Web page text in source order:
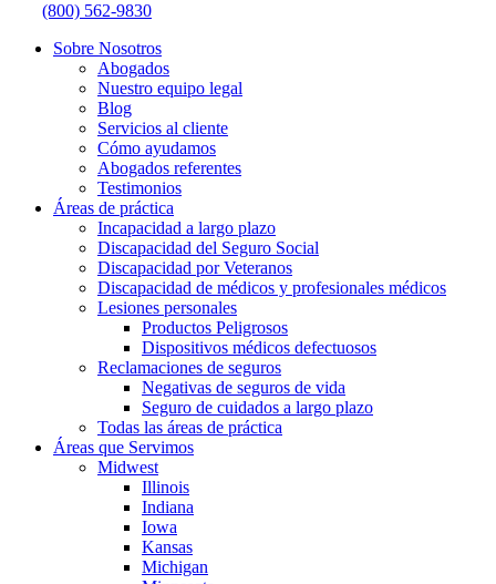
(800) 562-9830
Sobre Nosotros
Abogados
Nuestro equipo legal
Blog
Servicios al cliente
Cómo ayudamos
Abogados referentes
Testimonios
Áreas de práctica
Incapacidad a largo plazo
Discapacidad del Seguro Social
Discapacidad por Veteranos
Discapacidad de médicos y profesionales médicos
Lesiones personales
Productos Peligrosos
Dispositivos médicos defectuosos
Reclamaciones de seguros
Negativas de seguros de vida
Seguro de cuidados a largo plazo
Todas las áreas de práctica
Áreas que Servimos
Midwest
Illinois
Indiana
Iowa
Kansas
Michigan